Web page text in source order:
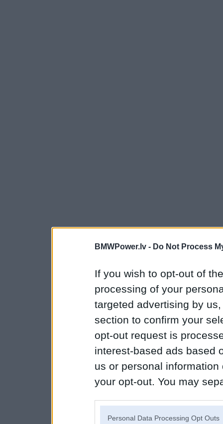
BMWPower.lv - Do Not Process
If you wish to opt-out of
processing of your
targeted advertising by
section to confirm your
opt-out request is
interest-based ads based
us or personal
your opt-out. You may
Personal Data Processing Opt Outs